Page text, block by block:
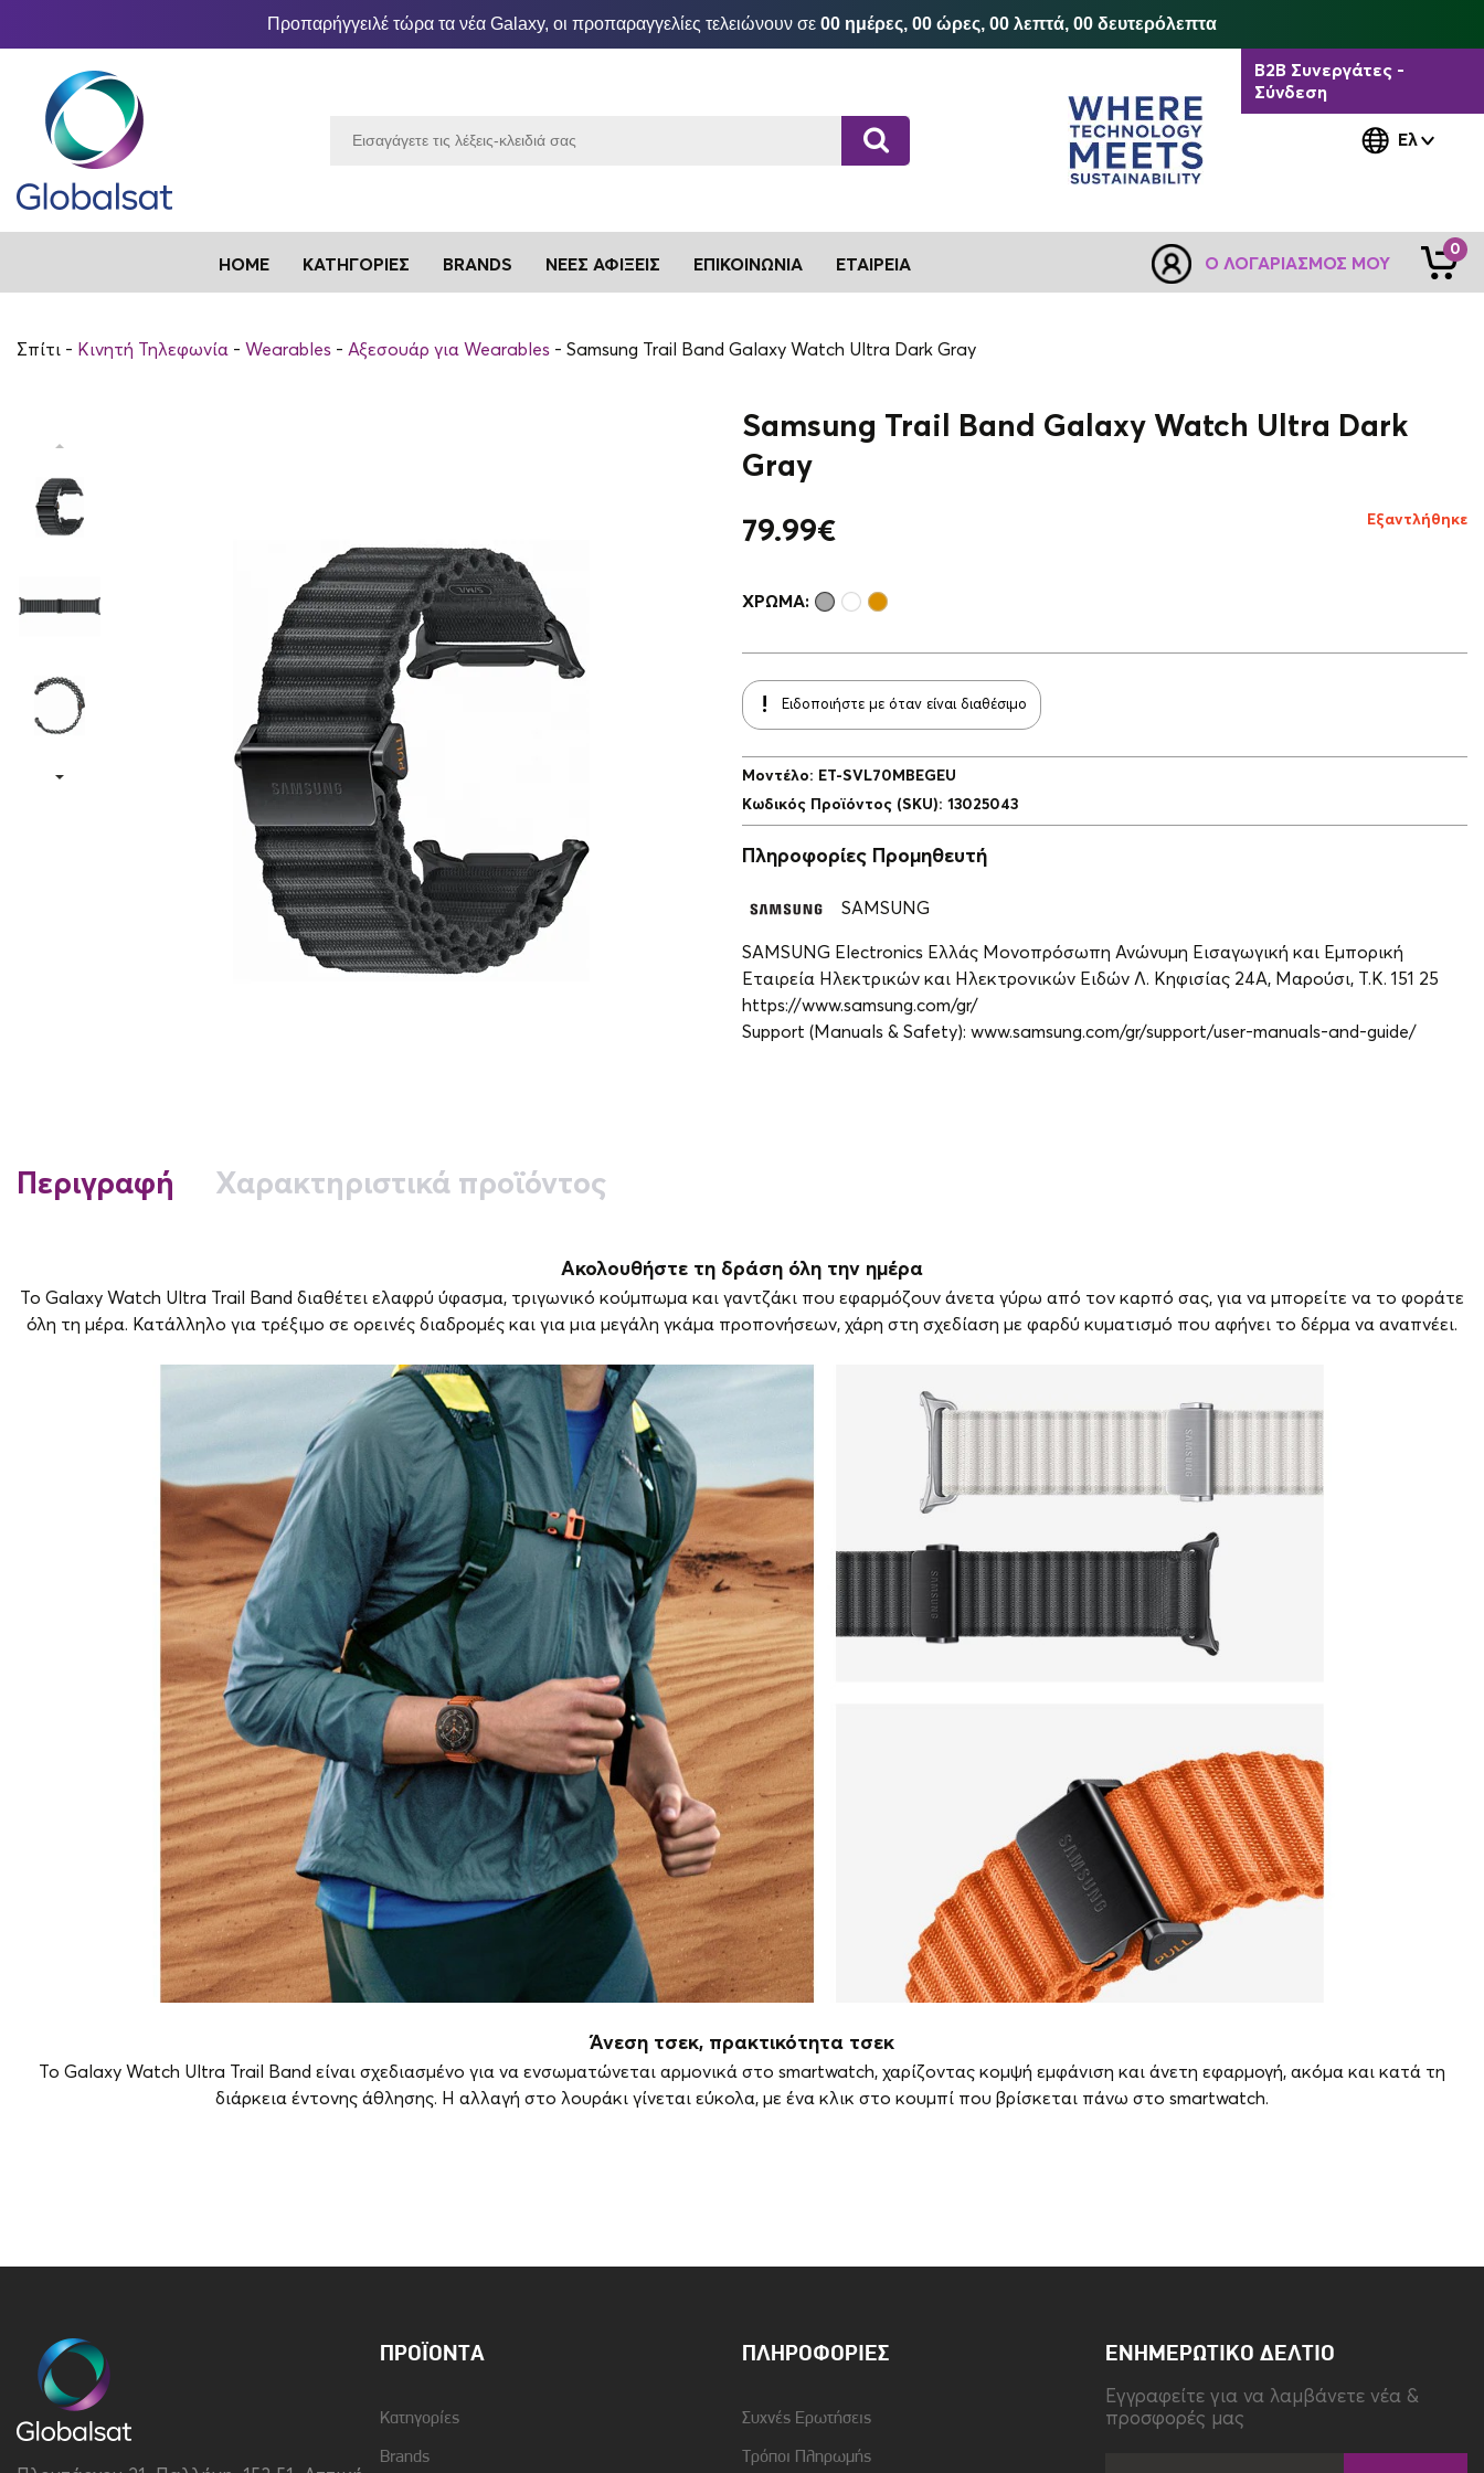
Προπαρήγγειλέ τώρα τα νέα Galaxy, οι προπαραγγελίες τελειώνουν σε 00 ημέρες, 00 ώρες, 00 λεπτά, 00 δευτερόλεπτα
Ελ
B2B Συνεργάτες -
Σύνδεση
HOME ΚΑΤΗΓΟΡΊΕΣ BRANDS ΝΈΕΣ ΑΦΊΞΕΙΣ ΕΠΙΚΟΙΝΩΝΊΑ ΕΤΑΙΡΕΊΑ Ο ΛΟΓΑΡΙΑΣΜΌΣ ΜΟΥ
0
Σπίτι Κινητή Τηλεφωνία Wearables Αξεσουάρ για Wearables Samsung Trail Band Galaxy Watch Ultra Dark Gray
Samsung Trail Band Galaxy Watch Ultra Dark
Gray
79.99€ Εξαντλήθηκε
ΧΡΏΜΑ:
Ειδοποιήστε με όταν είναι διαθέσιμο
Μοντέλο: ET-SVL70MBEGEU
Κωδικός Προϊόντος (SKU): 13025043
Πληροφορίες Προμηθευτή
SAMSUNG
SAMSUNG Electronics Ελλάς Μονοπρόσωπη Ανώνυμη Εισαγωγική και Εμπορική
Εταιρεία Ηλεκτρικών και Ηλεκτρονικών Ειδών Λ. Κηφισίας 24A, Μαρούσι, Τ.Κ. 151 25
https://www.samsung.com/gr/
Support (Manuals & Safety): www.samsung.com/gr/support/user-manuals-and-guide/
Περιγραφή Χαρακτηριστικά προϊόντος
Ακολουθήστε τη δράση όλη την ημέρα
Το Galaxy Watch Ultra Trail Band διαθέτει ελαφρύ ύφασμα, τριγωνικό κούμπωμα και γαντζάκι που εφαρμόζουν άνετα γύρω από τον καρπό σας, για να μπορείτε να το φοράτε
όλη τη μέρα. Κατάλληλο για τρέξιμο σε ορεινές διαδρομές και για μια μεγάλη γκάμα προπονήσεων, χάρη στη σχεδίαση με φαρδύ κυματισμό που αφήνει το δέρμα να αναπνέει.
Άνεση τσεκ, πρακτικότητα τσεκ
Το Galaxy Watch Ultra Trail Band είναι σχεδιασμένο για να ενσωματώνεται αρμονικά στο smartwatch, χαρίζοντας κομψή εμφάνιση και άνετη εφαρμογή, ακόμα και κατά τη
διάρκεια έντονης άθλησης. Η αλλαγή στο λουράκι γίνεται εύκολα, με ένα κλικ στο κουμπί που βρίσκεται πάνω στο smartwatch.
ΠΡΟΪΌΝΤΑ
Κατηγορίες
Brands
ΠΛΗΡΟΦΟΡΊΕΣ
Συχνές Ερωτήσεις
Τρόποι Πληρωμής
ΕΝΗΜΕΡΩΤΙΚΌ ΔΕΛΤΊΟ
Eγγραφείτε για να λαμβάνετε νέα &
προσφορές μας